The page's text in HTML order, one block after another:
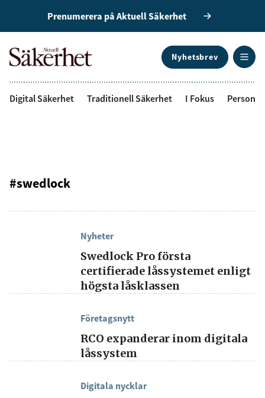
Prenumerera på Aktuell Säkerhet
Nyhetsbrev
Digital Säkerhet Traditionell Säkerhet I Fokus
#swedlock
Nyheter
Swedlock Pro första
certifierade låssystemet enligt
högsta låsklassen
Företagsnytt
RCO expanderar inom digitala
låssystem
Digitala nycklar